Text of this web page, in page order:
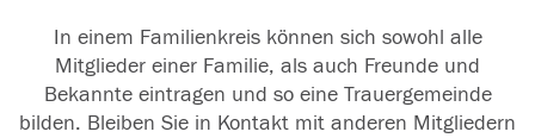
In einem Familienkreis können sich sowohl alle
Mitglieder einer Familie, als auch Freunde und
Bekannte eintragen und so eine Trauergemeinde
bilden. Bleiben Sie in Kontakt mit anderen Mitgliedern